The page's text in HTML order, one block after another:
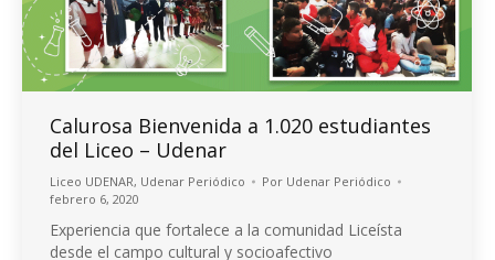
Calurosa Bienvenida a 1.020 estudiantes
del Liceo – Udenar
Liceo UDENAR, Udenar Periódico Por Udenar Periódico
febrero 6, 2020
Experiencia que fortalece a la comunidad Liceísta
desde el campo cultural y socioafectivo